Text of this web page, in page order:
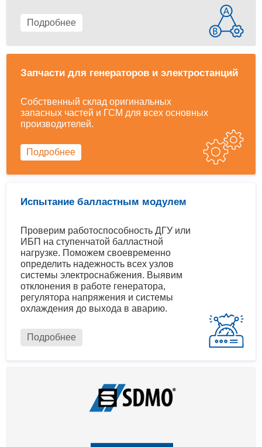
Подробнее
Запчасти для генераторов и электростанций
Собственный склад оригинальных
запасных частей и ГСМ для всех основных
производителей.
Подробнее
Испытание балластным модулем
Проверим работоспособность ДГУ или
ИБП на ступенчатой балластной
нагрузке. Поможем своевременно
определить надежность всех узлов
системы электроснабжения. Выявим
отклонения в работе генератора,
регулятора напряжения и системы
охлаждения до выхода в аварию.
Подробнее